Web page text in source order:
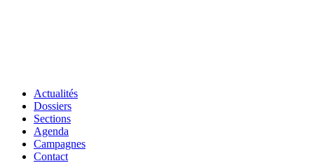
Actualités
Dossiers
Sections
Agenda
Campagnes
Contact